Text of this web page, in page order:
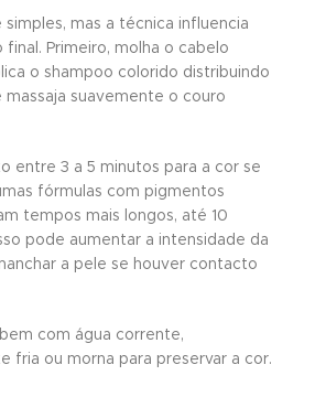
mas a técnica influencia
Primeiro, molha o cabelo
o shampoo colorido distribuindo
suavemente o couro
entre 3 a 5 minutos para a cor se
fórmulas com pigmentos
tempos mais longos, até 10
pode aumentar a intensidade da
a pele se houver contacto
com água corrente,
fria ou morna para preservar a cor.